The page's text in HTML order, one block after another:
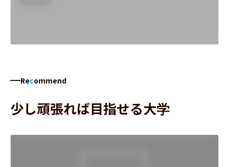
Recommend
少し頑張れば目指せる大学